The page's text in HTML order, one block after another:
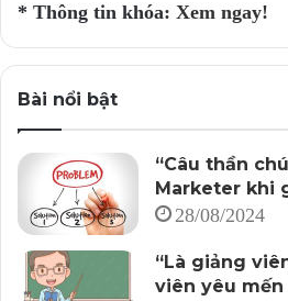
* Thông tin khóa: Xem ngay!
Bài nổi bật
“Câu thần
Marketer khi
28/08/2024
“Là giảng
viên yêu mến